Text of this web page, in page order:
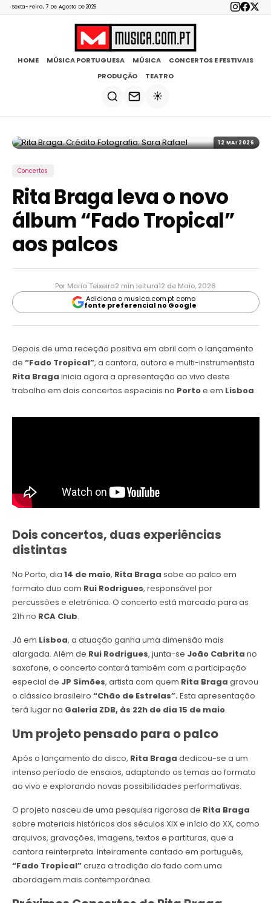
Sexta-Feira, 7 De Agosto De 2026
HOME MÚSICA PORTUGUESA MÚSICA
CONCERTOS E FESTIVAIS
PRODUÇÃO
TEATRO
☀️
12 MAI 2026
Concertos
Rita Braga leva o novo
álbum “Fado Tropical”
aos palcos
Por Maria Teixeira2 min leitura12 de Maio, 2026
Adiciona o musica.com.pt como
fonte preferencial no Google
Depois de uma receção positiva em abril com o lançamento
de “Fado Tropical”, a cantora, autora e multi-instrumentista
Rita Braga inicia agora a apresentação ao vivo deste
trabalho em dois concertos especiais no Portoe em Lisboa.
Dois concertos, duas experiências
distintas
No Porto, dia 14 de maio, Rita Braga sobe ao palco em
formato duo com Rui Rodrigues, responsável por
percussões e eletrónica. O concerto está marcado para as
21h no RCA Club.
Já em Lisboa, a atuação ganha uma dimensão mais
alargada. Além de Rui Rodrigues, junta-se João Cabrita no
saxofone, o concerto contará também com a participação
especial de JP Simões, artista com quem Rita Braga gravou
o clássico brasileiro “Chão de Estrelas”. Esta apresentação
terá lugar na Galeria ZDB, às 22h de dia 15 de maio.
Um projeto pensado para o palco
Após o lançamento do disco, Rita Braga dedicou-se a um
intenso período de ensaios, adaptando os temas ao formato
ao vivo e explorando novas possibilidades performativas.
O projeto nasceu de uma pesquisa rigorosa de Rita Braga
sobre materiais históricos dos séculos XIX e início do XX, como
arquivos, gravações, imagens, textos e partituras, que a
cantora reinterpreta. Inteiramente cantado em português,
“Fado Tropical”cruza a tradição do fado com uma
abordagem mais contemporânea.